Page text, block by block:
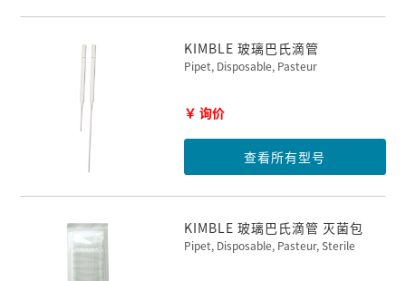
KIMBLE 玻璃巴氏滴管
Pipet, Disposable, Pasteur
￥ 询价
查看所有型号
KIMBLE 玻璃巴氏滴管 灭菌包
Pipet, Disposable, Pasteur, Sterile